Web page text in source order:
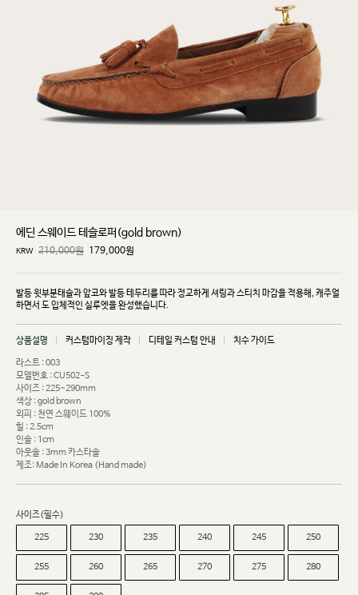
에딘 스웨이드 테슬로퍼(gold brown)
KRW 210,000원 179,000원
발등 윗부분태슬과 앞코와 발등 테두리를 따라 정교하게 셔링과 스티치 마감을 적용해, 캐주얼
하면서 도 입체적인 실루엣을 완성했습니다.
상품설명 커스텀마이징 제작 디테일 커스텀 안내 치수 가이드
라스트 : 003
모델번호 : CU502-S
사이즈 : 225~290mm
색상 : gold brown
외피 : 천연 스웨이드 100%
힐 : 2.5cm
인솔 : 1cm
아웃솔 : 3mm 카스타솔
제조: Made In Korea (Hand made)
사이즈(필수)
225 230 235 240 245 250
255 260 265 270 275 280